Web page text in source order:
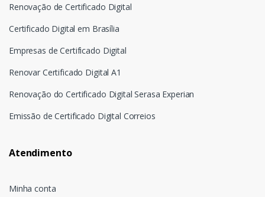
Renovação de Certificado Digital
Certificado Digital em Brasília
Empresas de Certificado Digital
Renovar Certificado Digital A1
Renovação do Certificado Digital Serasa Experian
Emissão de Certificado Digital Correios
Atendimento
Minha conta